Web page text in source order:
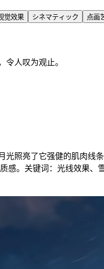
觉效果 シネマティック 点画
人叹为观止。
照亮了它强健的肌肉线
。关键词：光线效果